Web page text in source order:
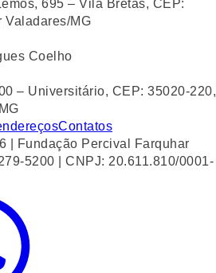
695 – Vila Bretas, CEP:
Valadares/MG
Coelho
– Universitário, CEP: 35020-220,
Contatos
| Fundação Percival Farquhar
5200 | CNPJ: 20.611.810/0001-